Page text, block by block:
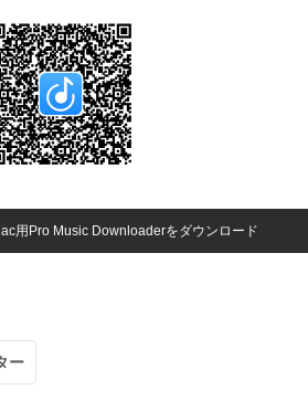
用Pro Music Downloaderをダウンロード
ー